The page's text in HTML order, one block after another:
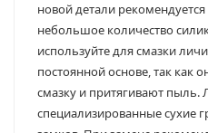
новой детали
небольшое количество
используйте для смазки
постоянной основе, так как
смазку и притягивают
специализированные сухие